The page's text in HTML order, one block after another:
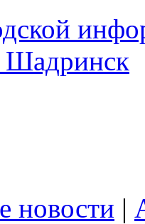
новости |